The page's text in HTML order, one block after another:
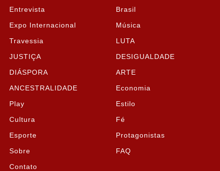
Entrevista Brasil
Expo Internacional Música
Travessia LUTA
JUSTIÇA DESIGUALDADE
DIÁSPORA ARTE
ANCESTRALIDADE Economia
Play Estilo
Cultura Fé
Esporte Protagonistas
Sobre FAQ
Contato